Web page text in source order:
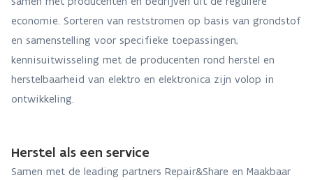
economie. Sorteren van reststromen op basis van grondstof
en samenstelling voor specifieke toepassingen,
kennisuitwisseling met de producenten rond herstel en
herstelbaarheid van elektro en elektronica zijn volop in
ontwikkeling.
Herstel als een service
Samen met de leading partners Repair&Share en Maakbaar